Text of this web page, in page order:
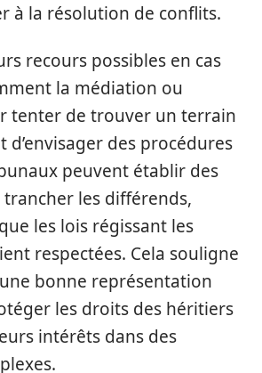
à la résolution de conflits.
recours possibles en cas
la médiation ou
tenter de trouver un terrain
d’envisager des procédures
peuvent établir des
les différends,
les lois régissant les
respectées. Cela souligne
bonne représentation
les droits des héritiers
intérêts dans des